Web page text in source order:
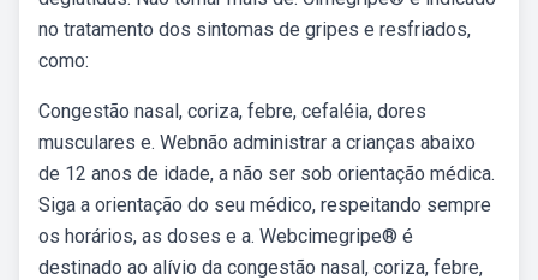
no tratamento dos sintomas de gripes e resfriados,
como:
Congestão nasal, coriza, febre, cefaléia, dores
musculares e. Webnão administrar a crianças abaixo
de 12 anos de idade, a não ser sob orientação médica.
Siga a orientação do seu médico, respeitando sempre
os horários, as doses e a. Webcimegripe® é
destinado ao alívio da congestão nasal, coriza, febre,